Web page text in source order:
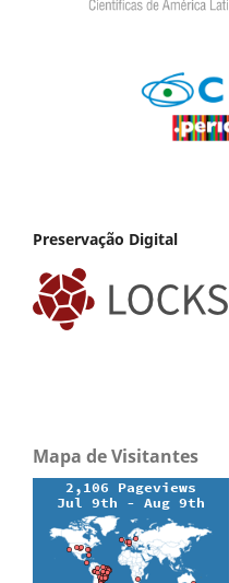
Preservação Digital
Mapa de Visitantes